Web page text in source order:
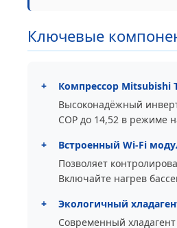
Ключевые
+
Компрессор Mitsubishi
Высоконадёжный
COP до 14,52 в режиме
+
Встроенный Wi-Fi
Позволяет
Включайте нагрев
+
Экологичный
Современный